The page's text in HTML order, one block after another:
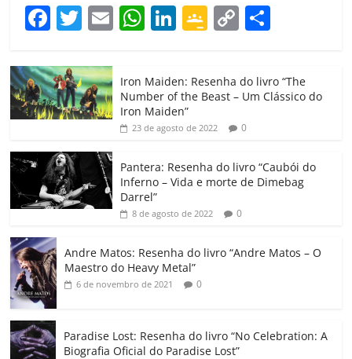
F
c
e
b
o
o
k
T
itt
er
E W
at
s
A
p
Li
e
dI
G
gl
e
Cl
a
ss
ro
o
C
p
y
Li
k
m
p
h
ar
Iron Maiden: Resenha do livro “The
Number of the Beast – Um Clássico do
Iron Maiden”
23 de agosto de 2022 0
Pantera: Resenha do livro “Caubói do
Inferno – Vida e morte de Dimebag
Darrel”
8 de agosto de 2022 0
Andre Matos: Resenha do livro “Andre Matos – O
Maestro do Heavy Metal”
6 de novembro de 2021 0
Paradise Lost: Resenha do livro “No Celebration: A
Biografia Oficial do Paradise Lost”